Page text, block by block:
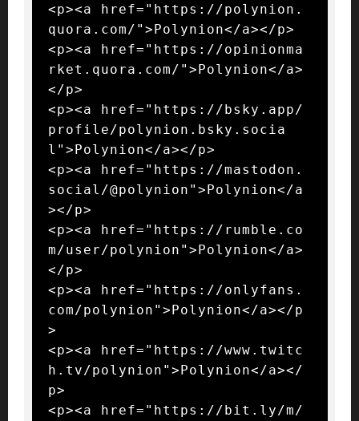
<p><a href="https://polynion.
quora.com/">Polynion</a></p>
<p><a href="https://opinionma
rket.quora.com/">Polynion</a>
</p>
<p><a href="https://bsky.app/
profile/polynion.bsky.socia
l">Polynion</a></p>
<p><a href="https://mastodon.
social/@polynion">Polynion</a
></p>
<p><a href="https://rumble.co
m/user/polynion">Polynion</a>
</p>
<p><a href="https://onlyfans.
com/polynion">Polynion</a></p
>
<p><a href="https://www.twitc
h.tv/polynion">Polynion</a></
p>
<p><a href="https://bit.ly/m/